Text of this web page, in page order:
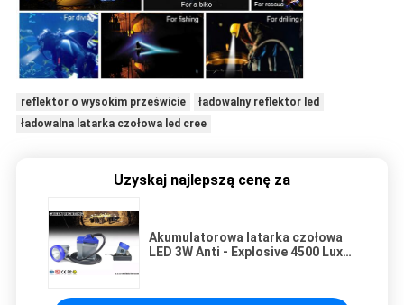
reflektor o wysokim prześwicie
ładowalny reflektor led
ładowalna latarka czołowa led cree
Uzyskaj najlepszą cenę za
Akumulatorowa latarka czołowa
LED 3W Anti - Explosive 4500 Lux